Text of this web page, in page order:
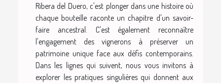
Ribera del Duero, c'est plonger dans une histoire où
chaque bouteille raconte un chapitre d'un savoir-
faire ancestral. C'est également reconnaître
l'engagement des vignerons à préserver un
patrimoine unique face aux défis contemporains.
Dans les lignes qui suivent, nous vous invitons à
explorer les pratiques singulières qui donnent aux